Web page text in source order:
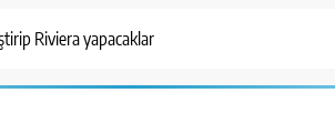
Riviera yapacaklar